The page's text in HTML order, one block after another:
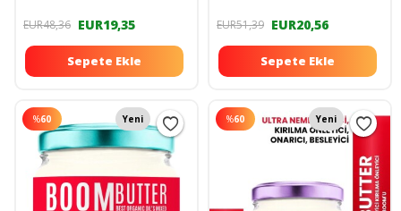
EUR48,36 EUR19,35
Sepete Ekle
EUR51,39 EUR20,56
Sepete Ekle
%60 Yeni %60 Yeni